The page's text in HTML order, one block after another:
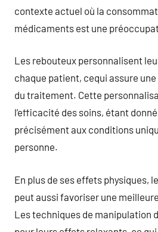
contexte actuel où la
médicaments est une
Les rebouteux personnalisent
chaque patient, cequi assure
du traitement. Cette
l’efficacité des soins, étant donné
précisément aux conditions
personne.
En plus de ses effets physiques,
peut aussi favoriser une
Les techniques de manipulation